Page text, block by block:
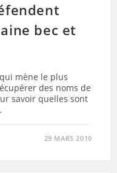
bec et
mène le plus
des noms de
savoir quelles sont
29 MARS 2010